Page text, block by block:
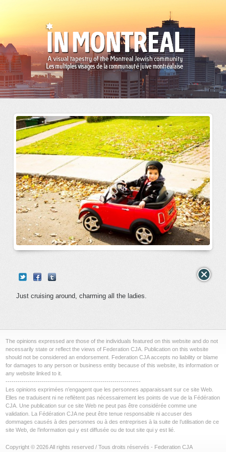
Just cruising around, charming all the ladies.
The opinions expressed are those of the individuals featured on this website and do not
necessarily state or reflect the views of Federation CJA. Publication on this website
should not be considered an endorsement. Federation CJA accepts no liability or blame
for damages to any person or business entity because of this website, its information or
any website linked to it.
-------------------------------------------------------------------
Les opinions exprimées n’engagent que les personnes apparaissant sur ce site Web.
Elles ne traduisent ni ne reflètent pas nécessairement les points de vue de la Fédération
CJA. Une publication sur ce site Web ne peut pas être considérée comme une
validation. La Fédération CJA ne peut être tenue responsable ni accuser des
dommages causés à des personnes ou à des entreprises à la suite de l’utilisation de ce
site Web, de l’information qui y est diffusée ou de tout site qui y est lié.
Copyright © 2026 All rights reserved / Tous droits réservés - Federation CJA